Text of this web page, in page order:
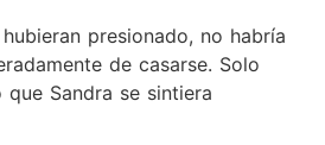
presionado, no habría
de casarse. Solo
Sandra se sintiera